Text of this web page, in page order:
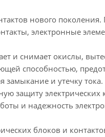
нового
электронные
и снимает окислы,
способностью,
замыкание и утечку тока.
защиту
и надежность
блоков и